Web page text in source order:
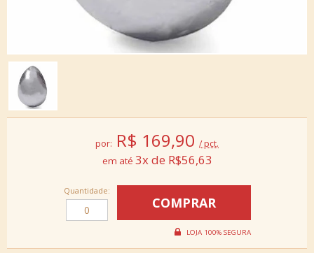
por: R$ 169,90 / pct.
3x de R$56,63
Quantidade: